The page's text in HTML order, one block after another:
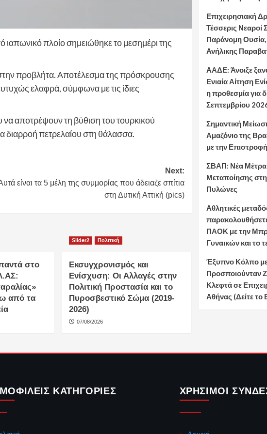
πλοίο σημειώθηκε το μεσημέρι της
προβλήτα. Αποτέλεσμα της πρόσκρουσης
ελαφρά, σύμφωνα με τις ίδιες
αποτρέψουν τη βύθιση του τουρκικού
διαρροή πετρελαίου στη θάλασσα.
Next:
είναι τα 5 μέλη της συμμορίας που άδειαζε σπίτια
στη Δυτική Αττική (pics)
στο
από τα
Slider2 Πολιτική
Εκσυγχρονισμός και
Ενίσχυση: Οι Αλλαγές στην
Πολιτική Προστασία και το
Πυροσβεστικό Σώμα (2019-
2026)
07/08/2026
Επιχειρησιακή
Τέσσερις Νεαροί
Παράνομη Ουσία,
Ανήλικης
ΑΑΔΕ: Άνοιξε
Ενιαία Αίτηση
η προθεσμία για
Σεπτεμβρίου
Σημαντική
Αμαζόνιο της
με την
ΣΒΑΠ: Νέα Μέτρα
Μεταποίησης
Πυλώνες
Αθλητικές
ΠΑΟΚ με την
Γυναικών και το
Έξυπνο Κόλπο με
Προσποιούνταν
Κλεφτά σε
Αθήνας (Δείτε το
ΚΑΤΗΓΟΡΊΕΣ ΧΡΉΣΙΜΟΙ